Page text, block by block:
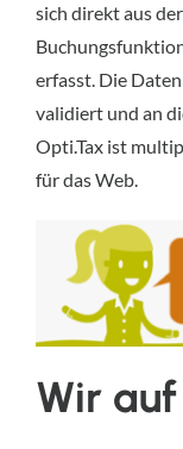
sich direkt aus
erfasst. Die
validiert und an
Opti.Tax ist
für das Web.
Wir